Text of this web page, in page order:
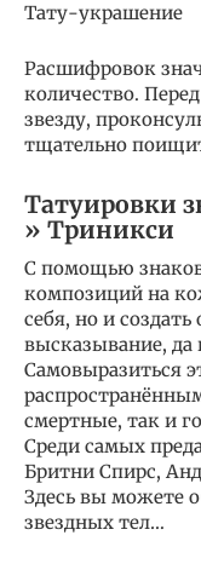
Тату-украшение
Расшифровок
количество.
звезду,
тщательно
Татуировки
» Триникси
C помощью
композиций на
себя, но и
высказывание, да
Самовыразиться
смертные, так и
Среди самых
Бритни Спирс,
Здесь вы можете
звездных тел…